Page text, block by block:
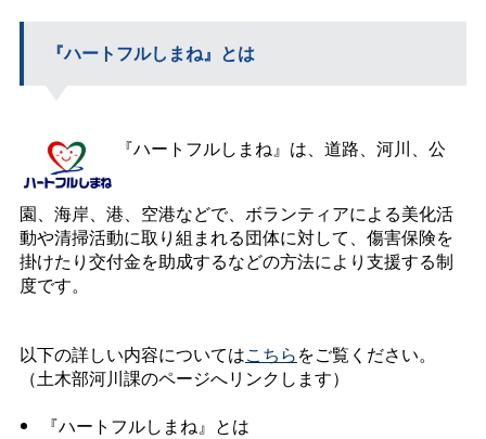
『ハートフルしまね』とは
『ハートフルしまね』は、道路、河川、公
園、海岸、港、空港などで、ボランティアによる美化活
動や清掃活動に取り組まれる団体に対して、傷害保険を
掛けたり交付金を助成するなどの方法により支援する制
度です。
以下の詳しい内容についてはこちらをご覧ください。
（土木部河川課のページへリンクします）
『ハートフルしまね』とは